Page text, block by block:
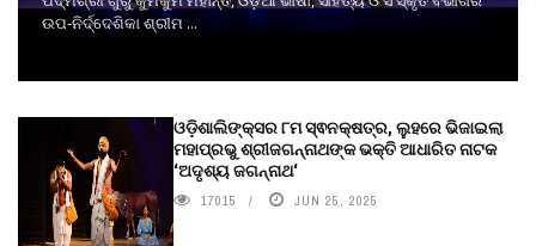
ଉପ-ନିର୍ଦ୍ଦେଶିକା ଶ୍ରୀମ ...
ଓଡ଼ିଶାଲିଙ୍କ୍ସର ୮ମ ସ୍ଵନକ୍ଷତ୍ର, ଲୁହରେ ଭିଜାଇଲା
ମହାପ୍ରଭୁ ଶ୍ରୀଜଗନ୍ନାଥଙ୍କ ଭକ୍ତି ଆଧାରିତ ନାଟକ
‘ଅଦୃଶ୍ୟ ଜଗନ୍ନାଥ‘
17015 JUN 25, 2025